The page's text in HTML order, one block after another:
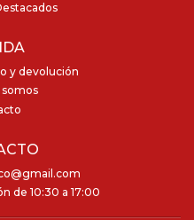
y devolución
de 10:30 a 17:00